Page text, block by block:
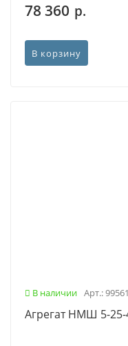
78 360 р.
В корзину
В наличии Арт.:
Агрегат НМШ 5-25-